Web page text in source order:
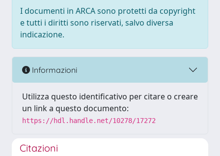
I documenti in ARCA sono protetti da copyright
e tutti i diritti sono riservati, salvo diversa
indicazione.
Informazioni
Utilizza questo identificativo per citare o creare
un link a questo documento:
https://hdl.handle.net/10278/17272
Citazioni